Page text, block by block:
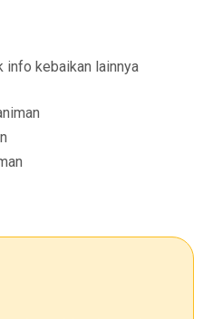
info kebaikan lainnya